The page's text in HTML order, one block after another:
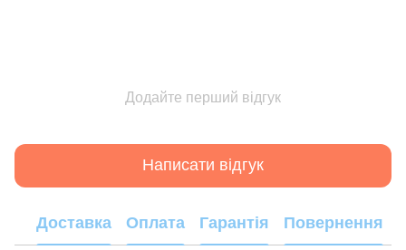
Додайте перший відгук
Написати відгук
Доставка Оплата Гарантія Повернення